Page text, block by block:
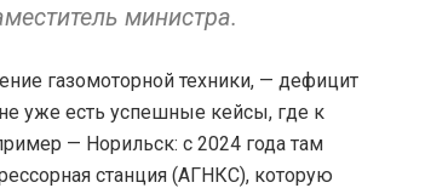
министра.
газомоторной техники, — дефицит
уже есть успешные кейсы, где к
— Норильск: с 2024 года там
станция (АГНКС), которую